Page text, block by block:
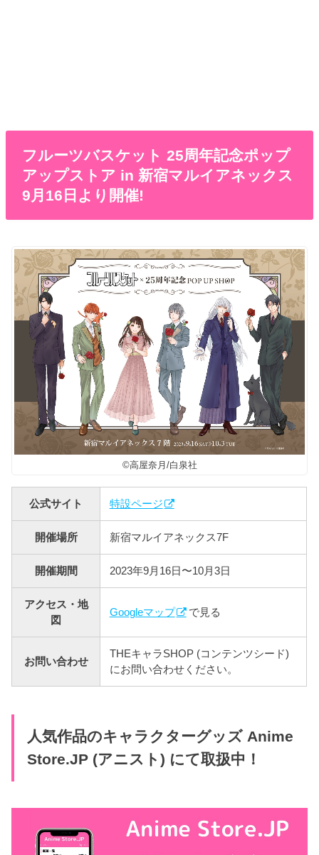
フルーツバスケット 25周年記念ポップ
アップストア in 新宿マルイアネックス
9月16日より開催!
©高屋奈月/白泉社
公式サイト 特設ページ
開催場所 新宿マルイアネックス7F
開催期間 2023年9月16日〜10月3日
アクセス・地
図
Googleマップ で見る
お問い合わせ
THEキャラSHOP (コンテンツシード)
にお問い合わせください。
人気作品のキャラクターグッズ Anime
Store.JP (アニスト) にて取扱中！